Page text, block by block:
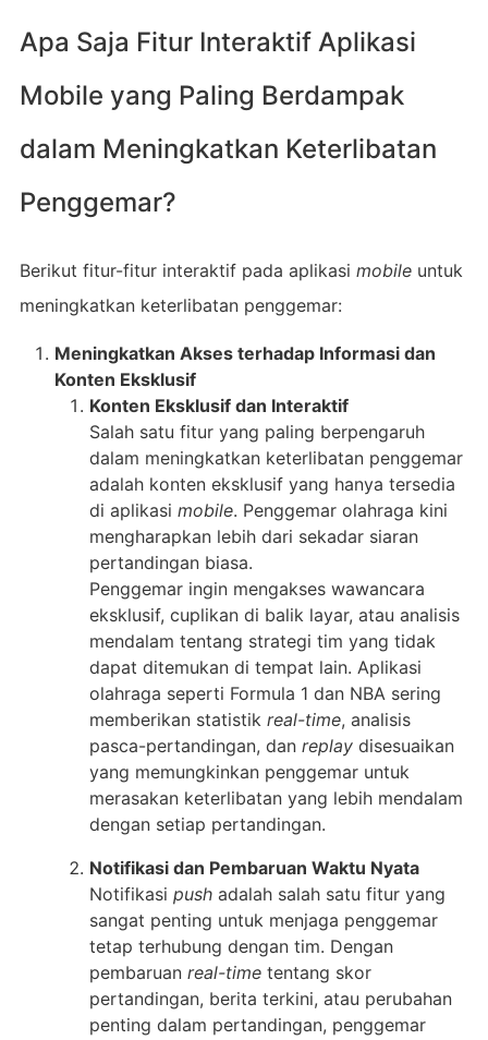
Apa Saja Fitur Interaktif Aplikasi
Mobile yang Paling Berdampak
dalam Meningkatkan Keterlibatan
Penggemar?
Berikut fitur-fitur interaktif pada aplikasi mobileuntuk
meningkatkan keterlibatan penggemar:
Meningkatkan Akses terhadap Informasi dan
Konten Eksklusif
Konten Eksklusif dan Interaktif
Salah satu fitur yang paling berpengaruh
dalam meningkatkan keterlibatan penggemar
adalah konten eksklusif yang hanya tersedia
di aplikasi mobile. Penggemar olahraga kini
mengharapkan lebih dari sekadar siaran
pertandingan biasa.
Penggemar ingin mengakses wawancara
eksklusif, cuplikan di balik layar, atau analisis
mendalam tentang strategi tim yang tidak
dapat ditemukan di tempat lain. Aplikasi
olahraga seperti Formula 1 dan NBA sering
memberikan statistik real-time, analisis
pasca-pertandingan, dan replaydisesuaikan
yang memungkinkan penggemar untuk
merasakan keterlibatan yang lebih mendalam
dengan setiap pertandingan.
Notifikasi dan Pembaruan Waktu Nyata
Notifikasi pushadalah salah satu fitur yang
sangat penting untuk menjaga penggemar
tetap terhubung dengan tim. Dengan
pembaruan real-timetentang skor
pertandingan, berita terkini, atau perubahan
penting dalam pertandingan, penggemar